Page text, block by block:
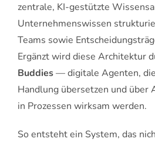
zentrale, KI-gestützte
Unternehmenswissen
Teams sowie
Ergänzt wird diese Architektur
Buddies— digitale Agenten,
Handlung übersetzen und über
in Prozessen wirksam werden.
So entsteht ein System, das